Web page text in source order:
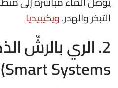
التبخر والهدر.ويكيبيديا
Smart Systems)